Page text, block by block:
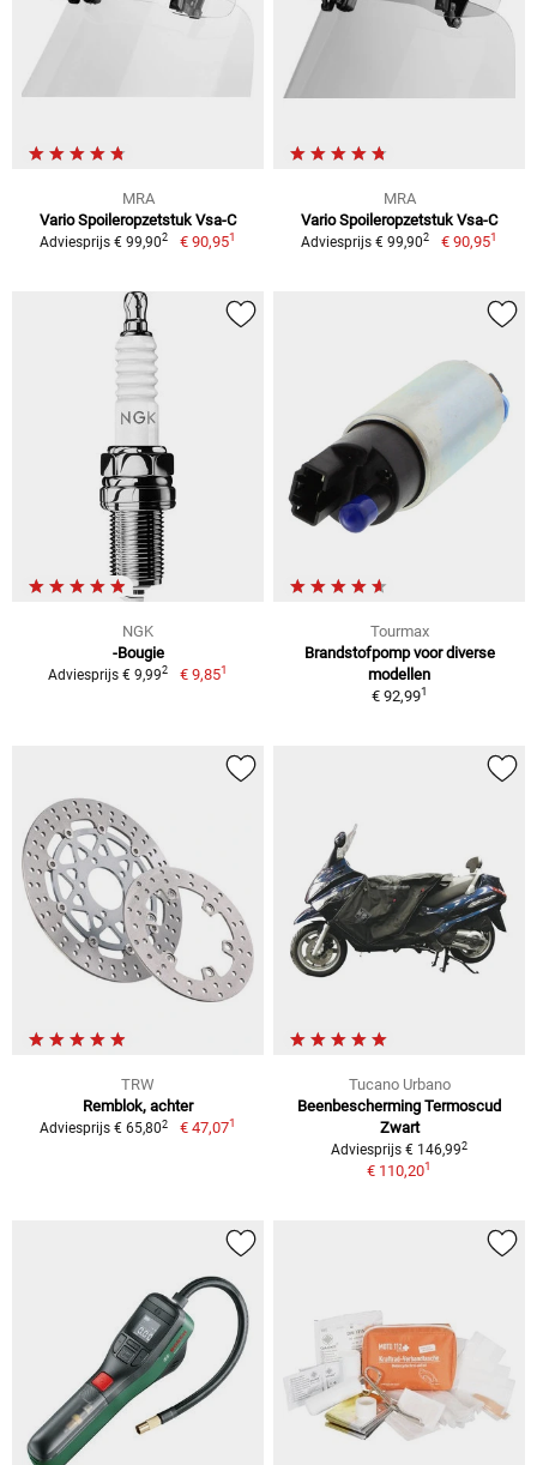
MRA
Vario Spoileropzetstuk Vsa-C
Adviesprijs € 99,902 € 90,951
MRA
Vario Spoileropzetstuk Vsa-C
Adviesprijs € 99,902 € 90,951
NGK
-Bougie
Adviesprijs € 9,992 € 9,851
Tourmax
Brandstofpomp voor diverse
modellen
€ 92,991
TRW
Remblok, achter
Adviesprijs € 65,802 € 47,071
Tucano Urbano
Beenbescherming Termoscud
Zwart
Adviesprijs € 146,992
€ 110,201